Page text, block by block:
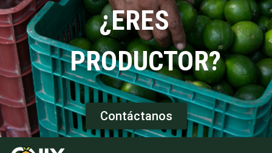
¿ERES
PRODUCTOR?
Contáctanos